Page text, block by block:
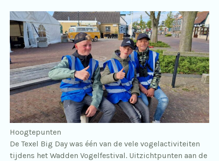
Hoogtepunten
De Texel Big Day was één van de vele vogelactiviteiten
tijdens het Wadden Vogelfestival. Uitzichtpunten aan de